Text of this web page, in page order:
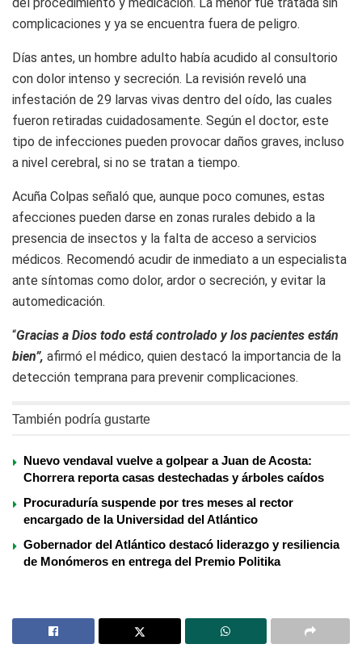
complicaciones y ya se encuentra fuera de peligro.
Días antes, un hombre adulto había acudido al consultorio
con dolor intenso y secreción. La revisión reveló una
infestación de 29 larvas vivas dentro del oído, las cuales
fueron retiradas cuidadosamente. Según el doctor, este
tipo de infecciones pueden provocar daños graves, incluso
a nivel cerebral, si no se tratan a tiempo.
Acuña Colpas señaló que, aunque poco comunes, estas
afecciones pueden darse en zonas rurales debido a la
presencia de insectos y la falta de acceso a servicios
médicos. Recomendó acudir de inmediato a un especialista
ante síntomas como dolor, ardor o secreción, y evitar la
automedicación.
“Gracias a Dios todo está controlado y los pacientes están
bien”, afirmó el médico, quien destacó la importancia de la
detección temprana para prevenir complicaciones.
También podría gustarte
Nuevo vendaval vuelve a golpear a Juan de Acosta:
Chorrera reporta casas destechadas y árboles caídos
Procuraduría suspende por tres meses al rector
encargado de la Universidad del Atlántico
Gobernador del Atlántico destacó liderazgo y resiliencia
de Monómeros en entrega del Premio Politika